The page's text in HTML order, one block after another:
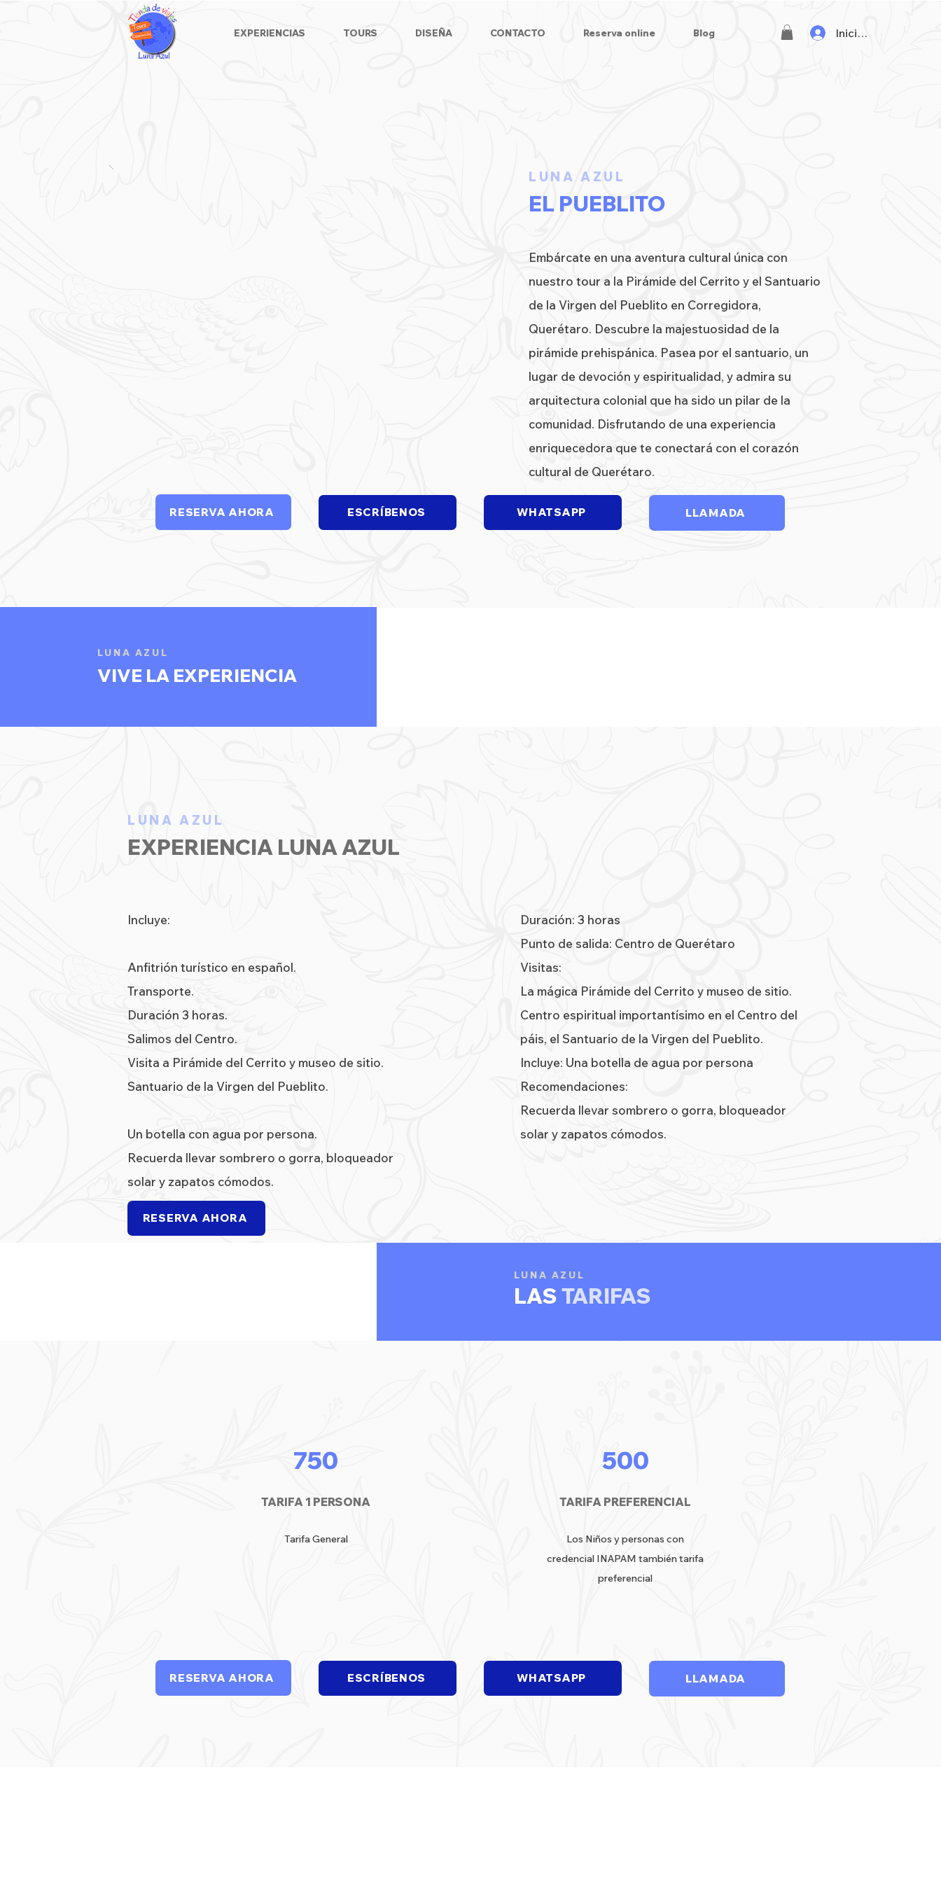
EXPERIENCIAS TOURS DISEÑA CONTACTO Reserva online Blog Iniciar sesión
LUNA AZUL
EL PUEBLITO
Embárcate en una aventura cultural única con
nuestro tour a la Pirámide del Cerrito y el Santuario
de la Virgen del Pueblito en Corregidora,
Querétaro. Descubre la majestuosidad de la
pirámide prehispánica. Pasea por el santuario, un
lugar de devoción y espiritualidad, y admira su
arquitectura colonial que ha sido un pilar de la
comunidad. Disfrutando de una experiencia
enriquecedora que te conectará con el corazón
cultural de Querétaro.
RESERVA AHORA ESCRÍBENOS WHATSAPP LLAMADA
LUNA AZUL
VIVE LA EXPERIENCIA
LUNA AZUL
EXPERIENCIA LUNA AZUL
Incluye:
Anfitrión turístico en español.
Transporte.
Duración 3 horas.
Salimos del Centro.
Visita a Pirámide del Cerrito y museo de sitio.
Santuario de la Virgen del Pueblito.
Un botella con agua por persona.
Recuerda llevar sombrero o gorra, bloqueador
solar y zapatos cómodos.
Duración: 3 horas
Punto de salida: Centro de Querétaro
Visitas:
La mágica Pirámide del Cerrito y museo de sitio.
Centro espiritual importantísimo en el Centro del
páis, el Santuario de la Virgen del Pueblito.
Incluye: Una botella de agua por persona
Recomendaciones:
Recuerda llevar sombrero o gorra, bloqueador
solar y zapatos cómodos.
RESERVA AHORA
LUNA AZUL
LASTARIFAS
750
TARIFA 1 PERSONA
Tarifa General
500
TARIFA PREFERENCIAL
Los Niños y personas con
credencial INAPAM también tarifa
preferencial
RESERVA AHORA ESCRÍBENOS WHATSAPP LLAMADA